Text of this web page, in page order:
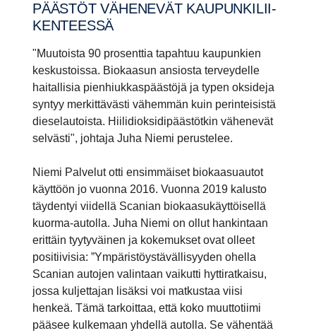
PÄÄSTÖT VÄHENEVÄT KAUPUN­KI­LII­
KEN­TEESSÄ
"Muutoista 90 prosenttia tapahtuu kaupunkien
keskustoissa. Biokaasun ansiosta terveydelle
haitallisia pienhiukkaspäästöjä ja typen oksideja
syntyy merkittävästi vähemmän kuin perinteisistä
dieselautoista. Hiilidioksidipäästötkin vähenevät
selvästi", johtaja Juha Niemi perustelee.
Niemi Palvelut otti ensimmäiset biokaasuautot
käyttöön jo vuonna 2016. Vuonna 2019 kalusto
täydentyi viidellä Scanian biokaasukäyttöisellä
kuorma-autolla. Juha Niemi on ollut hankintaan
erittäin tyytyväinen ja kokemukset ovat olleet
positiivisia: ”Ympäristöystävällisyyden ohella
Scanian autojen valintaan vaikutti hyttiratkaisu,
jossa kuljettajan lisäksi voi matkustaa viisi
henkeä. Tämä tarkoittaa, että koko muuttotiimi
pääsee kulkemaan yhdellä autolla. Se vähentää